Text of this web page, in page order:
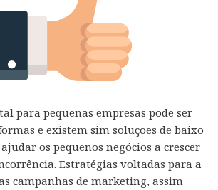
para pequenas empresas pode ser
e existem sim soluções de baixo
os pequenos negócios a crescer
Estratégias voltadas para a
campanhas de marketing, assim